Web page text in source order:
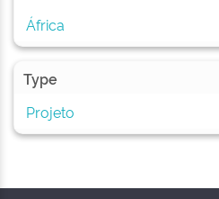
África
Type
Projeto